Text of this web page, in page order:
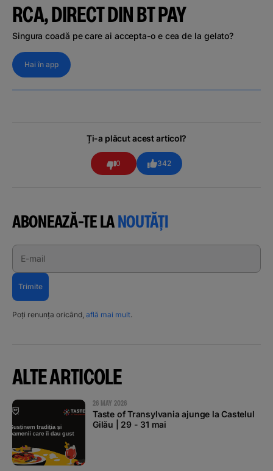
RCA, DIRECT DIN BT PAY
Singura coadă pe care ai accepta-o e cea de la gelato?
Hai în app
Ți-a plăcut acest articol?
0 342
ABONEAZĂ-TE LANOUTĂȚI
E-mail
Trimite
Poți renunța oricând, află mai mult.
ALTE ARTICOLE
26 MAY 2026
Taste of Transylvania ajunge la Castelul
Gilău | 29 - 31 mai